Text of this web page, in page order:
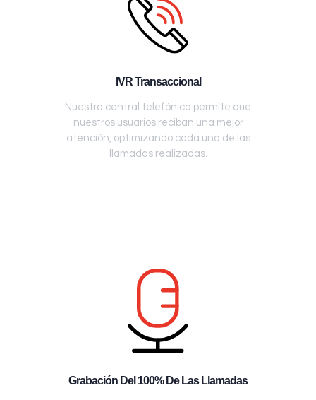
IVR Transaccional
Nuestra central telefónica permite que
nuestros usuarios reciban una mejor
atención, optimizando cada una de las
llamadas realizadas.
Grabación Del 100% De Las Llamadas